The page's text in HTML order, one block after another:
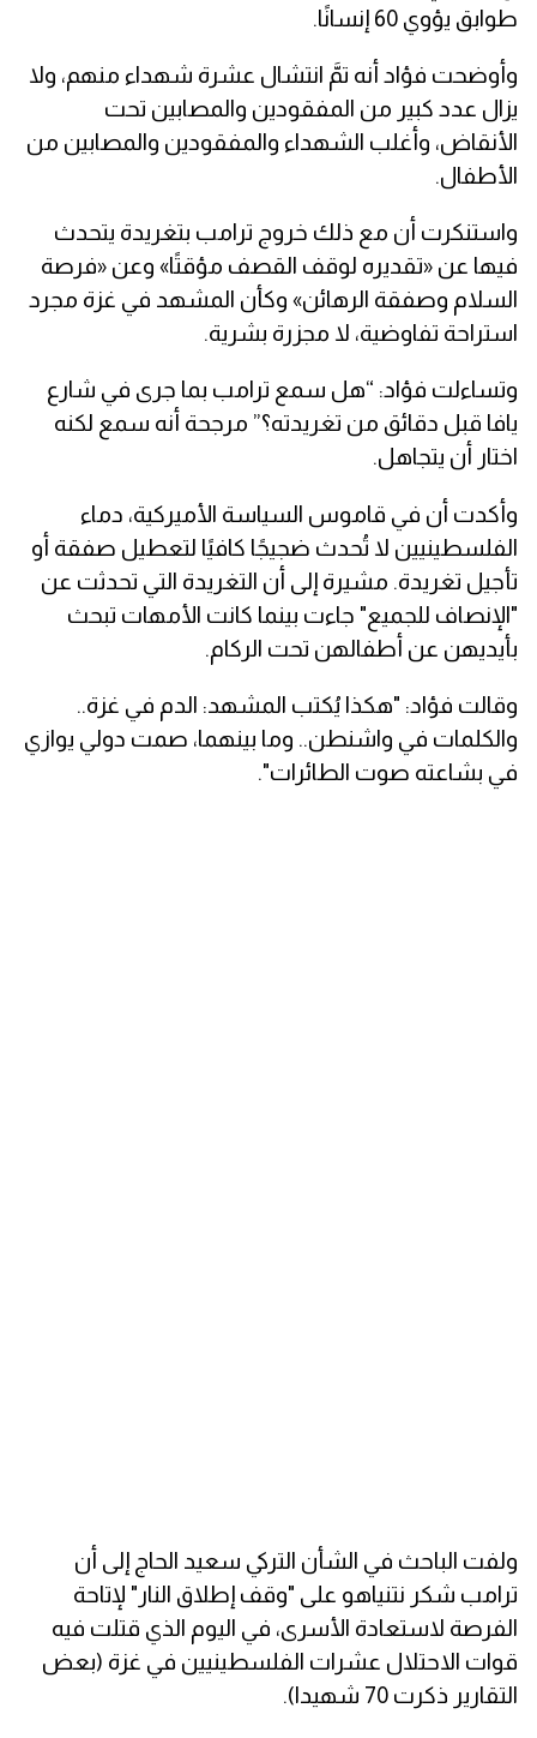
طوابق يؤوي 60 إنسانًا.
وأوضحت فؤاد أنه تمَّ انتشال عشرة شهداء منهم، ولا
يزال عدد كبير من المفقودين والمصابين تحت
الأنقاض، وأغلب الشهداء والمفقودين والمصابين من
الأطفال.
واستنكرت أن مع ذلك خروج ترامب بتغريدة يتحدث
فيها عن «تقديره لوقف القصف مؤقتًا» وعن «فرصة
السلام وصفقة الرهائن» وكأن المشهد في غزة مجرد
استراحة تفاوضية، لا مجزرة بشرية.
وتساءلت فؤاد: “هل سمع ترامب بما جرى في شارع
يافا قبل دقائق من تغريدته؟” مرجحة أنه سمع لكنه
اختار أن يتجاهل.
وأكدت أن في قاموس السياسة الأميركية، دماء
الفلسطينيين لا تُحدث ضجيجًا كافيًا لتعطيل صفقة أو
تأجيل تغريدة. مشيرة إلى أن التغريدة التي تحدثت عن
"الإنصاف للجميع" جاءت بينما كانت الأمهات تبحث
بأيديهن عن أطفالهن تحت الركام.
وقالت فؤاد: "هكذا يُكتب المشهد: الدم في غزة..
والكلمات في واشنطن.. وما بينهما، صمت دولي يوازي
في بشاعته صوت الطائرات".
ولفت الباحث في الشأن التركي سعيد الحاج إلى أن
ترامب شكر نتنياهو على "وقف إطلاق النار" لإتاحة
الفرصة لاستعادة الأسرى، في اليوم الذي قتلت فيه
قوات الاحتلال عشرات الفلسطينيين في غزة (بعض
التقارير ذكرت 70 شهيدا).